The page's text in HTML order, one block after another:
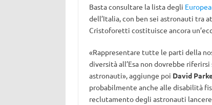
Basta consultare la lista degli
dell’Italia, con ben sei astronauti tra
Cristoforetti costituisce ancora
«Rappresentare tutte le parti della
diversità all’Esa non dovrebbe riferirsi
astronauti», aggiunge poi David
probabilmente anche alle disabilità
reclutamento degli astronauti